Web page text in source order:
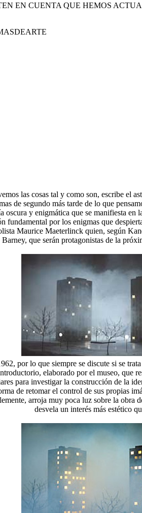
EN CUENTA QUE HEMOS
las cosas tal y como son, escribe el
de segundo más tarde de lo que
y enigmática que se manifiesta
fundamental por los enigmas que
Maurice Maeterlinck quien, según
que serán protagonistas de la
por lo que siempre se discute si se
elaborado por el museo, que
para investigar la construcción de la
de retomar el control de sus propias
arroja muy poca luz sobre la
desvela un interés más estético